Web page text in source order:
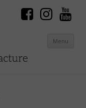
Menu